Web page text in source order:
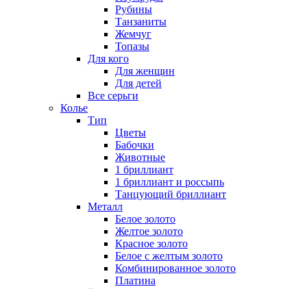
Рубины
Танзаниты
Жемчуг
Топазы
Для кого
Для женщин
Для детей
Все серьги
Колье
Тип
Цветы
Бабочки
Животные
1 бриллиант
1 бриллиант и россыпь
Танцующий бриллиант
Металл
Белое золото
Желтое золото
Красное золото
Белое с желтым золото
Комбинированное золото
Платина